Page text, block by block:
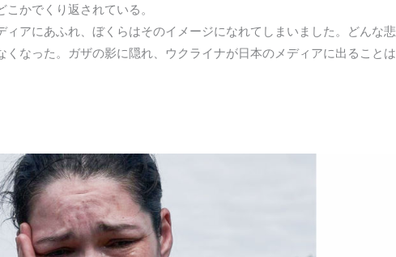
かでくり返されている。
アにあふれ、ぼくらはそのイメージになれてしまいました。どんな悲
なった。ガザの影に隠れ、ウクライナが日本のメディアに出ることは